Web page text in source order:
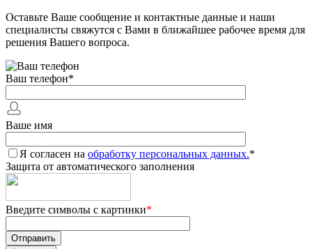
Оставьте Ваше сообщение и контактные данные и наши
специалисты свяжутся с Вами в ближайшее рабочее время для
решения Вашего вопроса.
Ваш телефон*
Ваше имя
Я согласен на обработку персональных данных.*
Защита от автоматического заполнения
Введите символы с картинки*